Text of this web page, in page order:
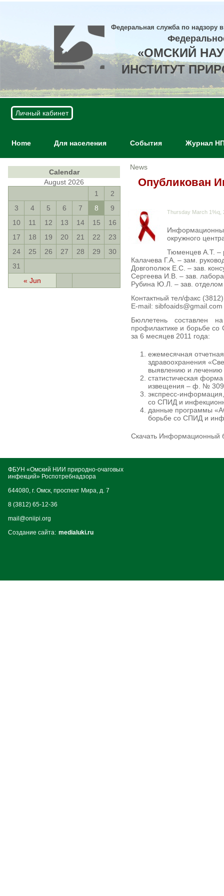
Федеральная служба по надзору
«ОМСКИЙ
ИНСТИТУТ
Личный кабинет
Home Для населения События Журнал
Calendar
August 2026
« Jun
1
2
3
4 5 6 7 8
9
10
11 12 13 14 15
16
17
18 19 20 21 22
23
24
25 26 27 28 29
30
31
News
Опубликован
Thursday March 1%q,
окружного
Тюменцев А.Т. –
Калачева Г.А. – зам.
Довгополюк Е.С. – зав.
Сергеева И.В. – зав.
Рубина Ю.Л. – зав.
Контактный тел/факс
E-mail: sibfoaids@gmail.com
Бюллетень составлен
профилактике и борьбе
за 6 месяцев 2011 года:
ежемесячная
здравоохранения
выявлению и
статистическая
извещения – ф. №
экспресс-
со СПИД и
данные программы
борьбе со СПИД и
Скачать Информационный
ФБУН «Омский НИИ природно-очаговых
инфекций» Роспотребнадзора
644080, г. Омск, проспект Мира, д. 7
8 (3812) 65-12-36
mail@oniipi.org
Создание сайта: medialuki.ru